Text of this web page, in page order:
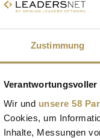
Zustimmung
Verantwortungsvoller
Wir und unsere 58
Cookies, um
Inhalte, Messungen
sowie der
Konzerne hatten
Fällen hat die
großen
die E-Mail-Services